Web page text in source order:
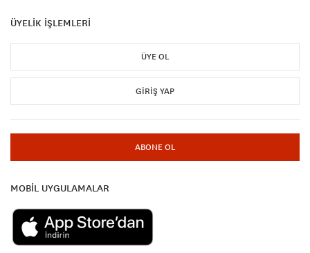
ÜYELİK İŞLEMLERİ
ÜYE OL
GIRIŞ YAP
ABONE OL
MOBİL UYGULAMALAR